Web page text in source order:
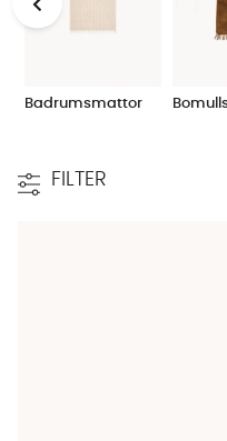
Försök att hitta en stil
med en lite ljusare
var tänkt från början.
matta. Söker du en
matta med hänsyn till
Hos SoffaDirekt kan du
färger. Vår ambition är
Ofta har du leverans
Badrumsmattor
FILTER